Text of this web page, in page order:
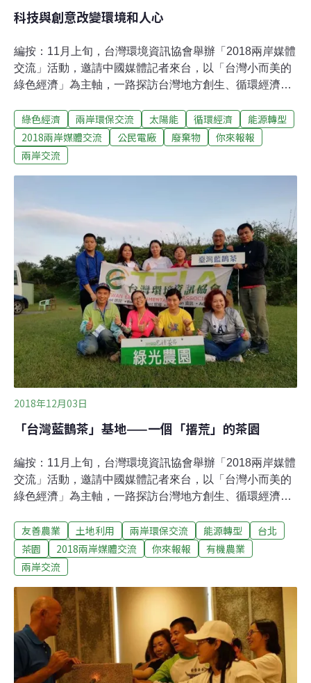
科技與創意改變環境和人心
編按：11月上旬，台灣環境資訊協會舉辦「2018兩岸媒體
交流」活動，邀請中國媒體記者來台，以「台灣小而美的
綠色經濟」為主軸，一路探訪台灣地方創生、循環經濟及
邀請中國媒體記者，以中國、媒體人的視角，來看台灣小
而美的綠色經濟案例，對照兩岸能源、減廢、在地發展的
異同。綠色經濟，公民電力（5）【行程流水帳】今天拜
訪的三家單位都有點意思。第一家「一人一千瓦」，第二
前幾天參訪單位不同，今天的三家單位據我所知在內地尚
無類似項目，所以聽起來特別新鮮有趣，感觸頗多。「一
人一千瓦」是經營太陽能屋頂項目的社會企業。一個人投
資十萬元台幣（折合人民幣兩萬元）就可以成為項目股
東，通過架設屋頂太陽能小型發電站，賣電給台電公司獲
取收益。可是這家企業最打動我的地方不是它的節能
綠色經濟 兩岸環保交流 太陽能 循環經濟
能源轉型
2018兩岸媒體交流
公民電廠 廢棄物
你來報報
兩岸交流
2018年12月03日
「台灣藍鵲茶」基地——一個「撂荒」的茶園
編按：11月上旬，台灣環境資訊協會舉辦「2018兩岸媒體
交流」活動，邀請中國媒體記者來台，以「台灣小而美的
綠色經濟」為主軸，一路探訪台灣地方創生、循環經濟及
邀請中國媒體記者，以中國、媒體人的視角，來看台灣小
而美的綠色經濟案例，對照兩岸能源、減廢、在地發展的
異同。綠色經濟，行動第一（4）第一站：主婦聯盟——
運轉在環境保護的第一線【行程流水帳】學習整理冰箱以
減少電量使用。拿著溫度計去測量公眾場所，溫柔地堅持
提醒商家調高空調溫度。這是一雙雙搖動搖籃的手，卻緊
緊握在一起三十一年，極大推動台灣公民環境意識的提
升，也因業績彪炳，獲譽無數。作為主婦聯盟資深義工，
前任董事的璧如姐不無驕傲地拉著我們在街角的「『主婦
聯盟』文化地標」處合影。開在居民樓裡的主婦聯盟辦公
友善農業 土地利用 兩岸環保交流 能源轉型
台北
茶園
2018兩岸媒體交流 你來報報
有機農業
兩岸交流